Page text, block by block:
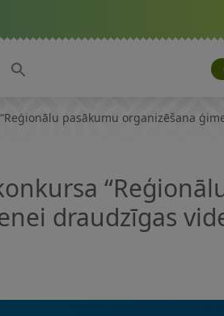
pasākumu organizēšana
draudzīgas